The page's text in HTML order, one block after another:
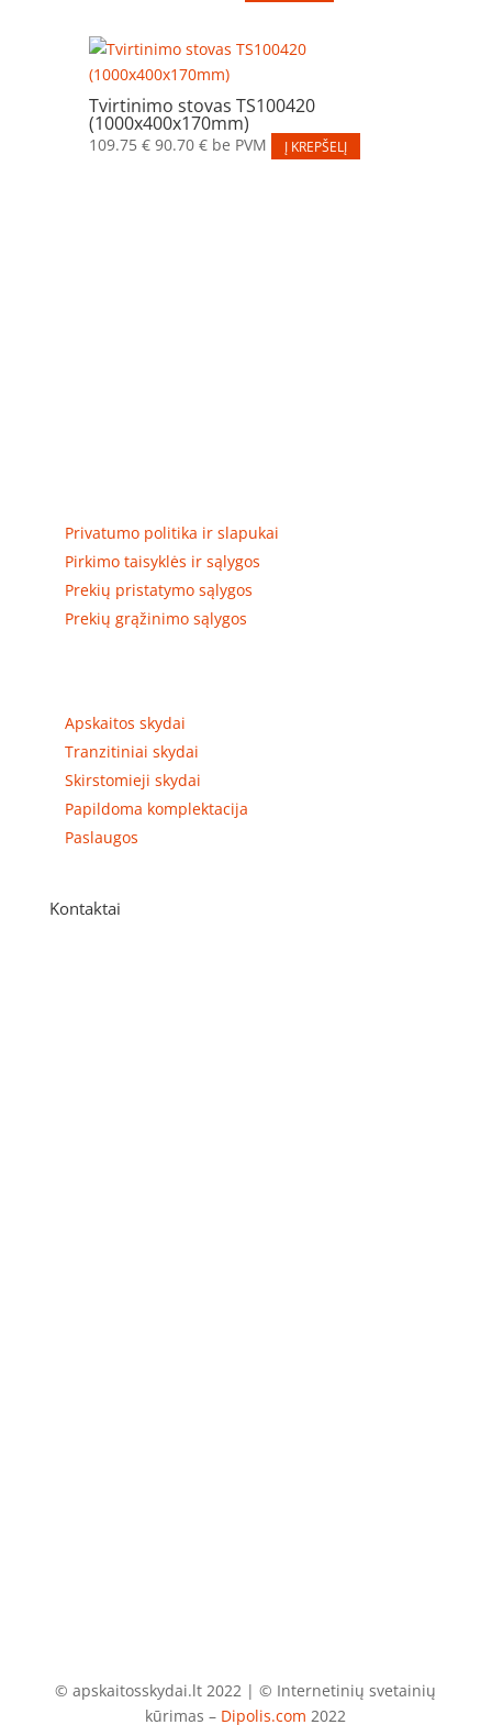
Tvirtinimo stovas TS100420
(1000x400x170mm)
109.75 € 90.70 €be PVM Į KREPŠELĮ
Privatumo politika ir slapukai
Pirkimo taisyklės ir sąlygos
Prekių pristatymo sąlygos
Prekių grąžinimo sąlygos
Apskaitos skydai
Tranzitiniai skydai
Skirstomieji skydai
Papildoma komplektacija
Paslaugos
Kontaktai
© apskaitosskydai.lt 2022 | © Internetinių svetainių
kūrimas – Dipolis.com 2022